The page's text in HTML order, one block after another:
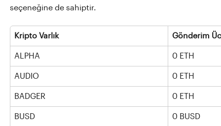
seçeneğine de sahiptir.
Kripto Varlık Gönderim
ALPHA 0 ETH
AUDIO 0 ETH
BADGER 0 ETH
BUSD 0 BUSD